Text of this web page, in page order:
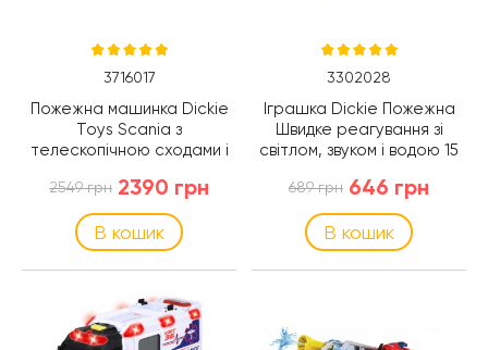
3716017
Пожежна машинка Dickie
Toys Scania з
телескопічною сходами і
ефектами (3716017)
2549 грн 2390 грн
В кошик
3302028
Іграшка Dickie Пожежна
Швидке реагування зі
світлом, звуком і водою 15
689 грн 646 грн
В кошик